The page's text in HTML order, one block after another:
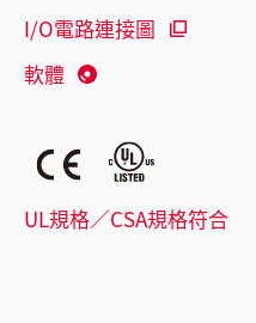
I/O電路連接圖
軟體
UL規格／CSA規格符合